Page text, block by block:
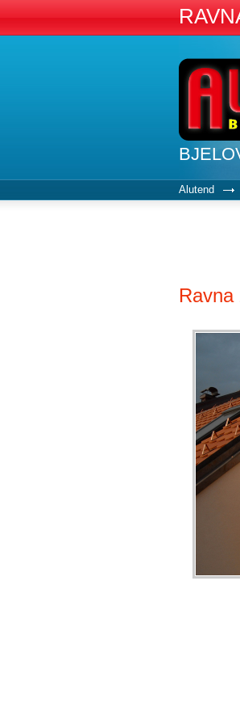
Alutend